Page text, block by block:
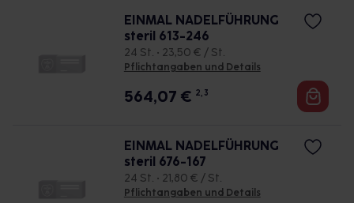
EINMAL NADELFÜHRUNG
steril 613-246
24 St. • 23,50 € / St.
Pflichtangaben und Details
564,07 € 2, 3
EINMAL NADELFÜHRUNG
steril 676-167
24 St. • 21,80 € / St.
Pflichtangaben und Details